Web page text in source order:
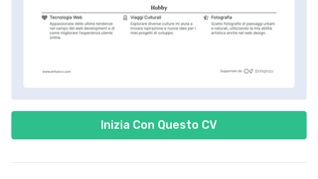
Inizia Con Questo CV